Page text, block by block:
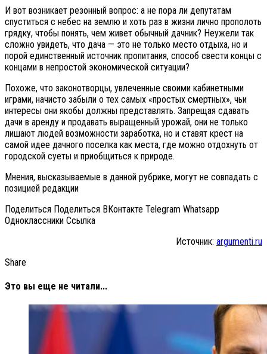
И вот возникает резонный вопрос: а не пора ли депутатам
спуститься с небес на землю и хоть раз в жизни лично прополоть
грядку, чтобы понять, чем живет обычный дачник? Неужели так
сложно увидеть, что дача — это не только место отдыха, но и
порой единственный источник пропитания, способ свести концы с
концами в непростой экономической ситуации?
Похоже, что законотворцы, увлеченные своими кабинетными
играми, начисто забыли о тех самых «простых смертных», чьи
интересы они якобы должны представлять. Запрещая сдавать
дачи в аренду и продавать выращенный урожай, они не только
лишают людей возможности заработка, но и ставят крест на
самой идее дачного поселка как места, где можно отдохнуть от
городской суеты и приобщиться к природе.
Мнения, высказываемые в данной рубрике, могут не совпадать с
позицией редакции
Поделиться Поделиться ВКонтакте Telegram Whatsapp
Одноклассники Cсылка
Источник: argumenti.ru
Share
Это вы еще не читали...